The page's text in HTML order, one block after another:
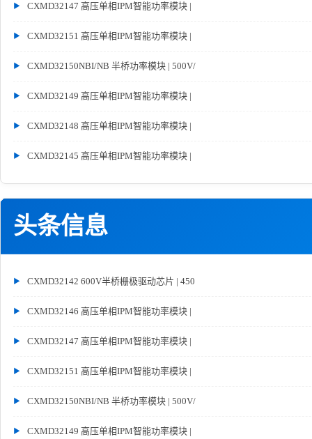
CXMD32147 高压单相IPM智能功率模块 |
CXMD32151 高压单相IPM智能功率模块 |
CXMD32150NBI/NB 半桥功率模块 | 500V/
CXMD32149 高压单相IPM智能功率模块 |
CXMD32148 高压单相IPM智能功率模块 |
CXMD32145 高压单相IPM智能功率模块 |
头条信息
CXMD32142 600V半桥栅极驱动芯片 | 450
CXMD32146 高压单相IPM智能功率模块 |
CXMD32147 高压单相IPM智能功率模块 |
CXMD32151 高压单相IPM智能功率模块 |
CXMD32150NBI/NB 半桥功率模块 | 500V/
CXMD32149 高压单相IPM智能功率模块 |